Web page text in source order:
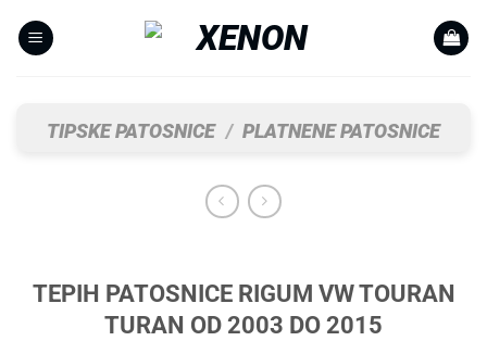
TIPSKE PATOSNICE / PLATNENE PATOSNICE
TEPIH PATOSNICE RIGUM VW TOURAN
TURAN OD 2003 DO 2015